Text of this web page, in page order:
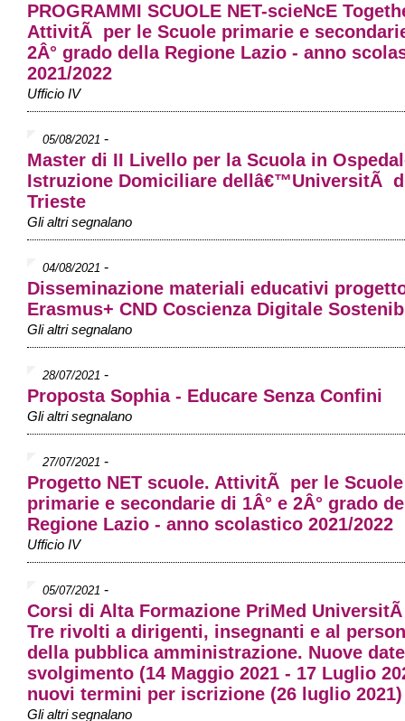
PROGRAMMI SCUOLE NET-scieNcE
AttivitÃ per le Scuole primarie e
2Â° grado della Regione Lazio - anno
2021/2022
Ufficio IV
05/08/2021 -
Master di II Livello per la Scuola in
Istruzione Domiciliare dellâ€™UniversitÃ
Trieste
Gli altri segnalano
04/08/2021 -
Disseminazione materiali educativi
Erasmus+ CND Coscienza Digitale
Gli altri segnalano
28/07/2021 -
Proposta Sophia - Educare Senza Confini
Gli altri segnalano
27/07/2021 -
Progetto NET scuole. AttivitÃ per le Scuole
primarie e secondarie di 1Â° e 2Â° grado
Regione Lazio - anno scolastico 2021/2022
Ufficio IV
05/07/2021 -
Corsi di Alta Formazione PriMed
Tre rivolti a dirigenti, insegnanti e al
della pubblica amministrazione. Nuove
svolgimento (14 Maggio 2021 - 17 Luglio
nuovi termini per iscrizione (26 luglio 2021)
Gli altri segnalano